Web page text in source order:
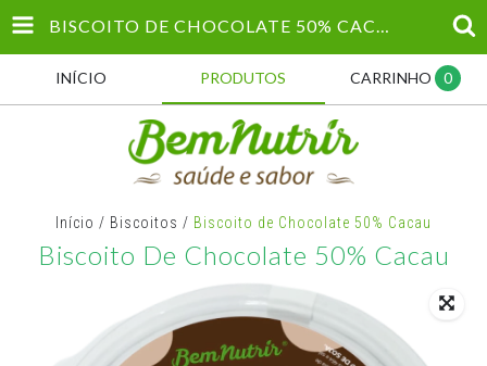
BISCOITO DE CHOCOLATE 50% CACAU
INÍCIO PRODUTOS CARRINHO 0
Início / Biscoitos / Biscoito de Chocolate 50% Cacau
Biscoito De Chocolate 50% Cacau